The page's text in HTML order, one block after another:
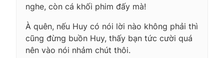
nghe, còn cá khối phim đấy mà!
À quên, nếu Huy có nói lời nào không phải thì
cũng đừng buồn Huy, thấy bạn tức cười quá
nên vào nói nhảm chút thôi.